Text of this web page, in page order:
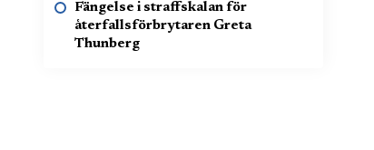
Fängelse i straffskalan för
återfallsförbrytaren Greta
Thunberg